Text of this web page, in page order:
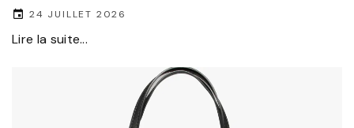
24 JUILLET 2026
Lire la suite...